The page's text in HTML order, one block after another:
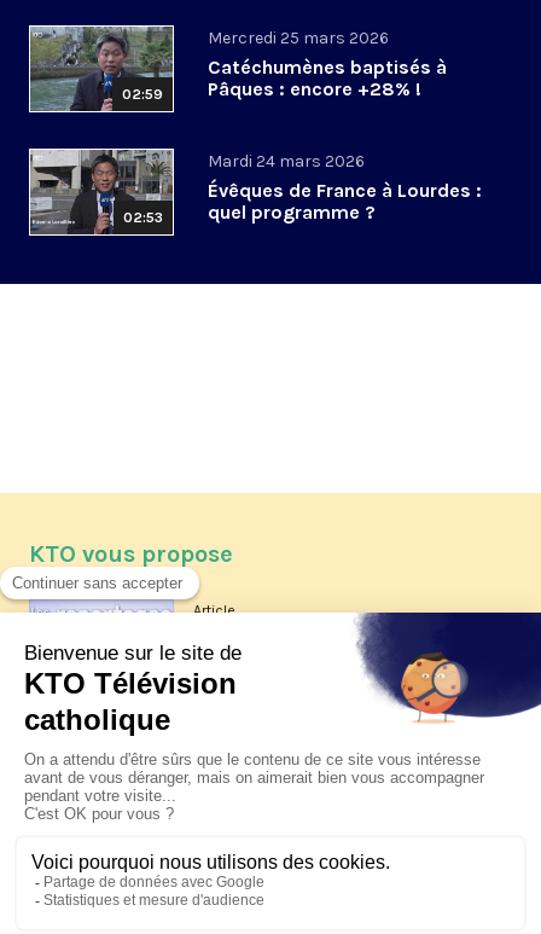
02:59
Mercredi 25 mars 2026
Catéchumènes baptisés à
Pâques : encore +28% !
02:53
Mardi 24 mars 2026
Évêques de France à Lourdes :
quel programme ?
KTO vous propose
Article
Les reportages d'été 2026 de KTO
La visite pastorale du pape Léon
XIV à Assise à suivre sur KTO le
jeudi 6 août
Le pape en Uruguay, Argentine et
Pérou du 6 au 17 novembre 2026